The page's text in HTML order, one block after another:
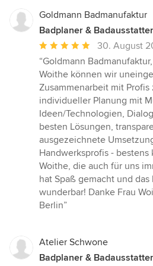
Goldmann Badmanufaktur
Badplaner &
Durchschnittliche
Bewertung:
5
von
5
Sternen
30. August
“Goldmann
Woithe können wir
Zusammenarbeit mit
individueller Planung mit
Ideen/Technologien,
besten Lösungen,
ausgezeichnete
Handwerksprofis -
Woithe, die auch für uns
hat Spaß gemacht und
wunderbar! Danke Frau
Berlin”
Atelier Schwone
Badplaner &